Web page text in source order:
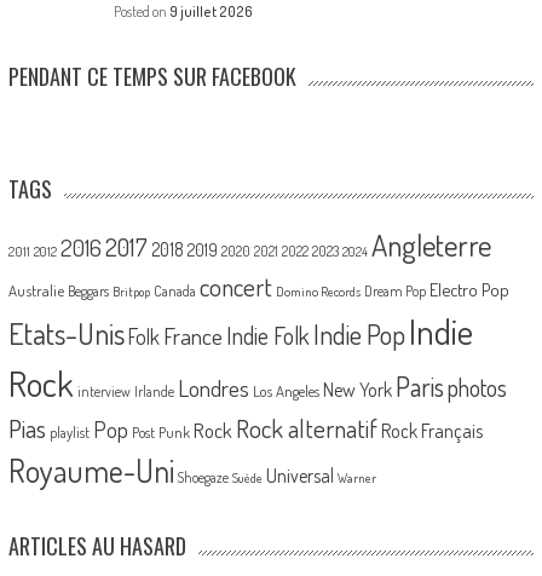
Posted on 9 juillet 2026
PENDANT CE TEMPS SUR FACEBOOK
TAGS
2011 2012 20162017 2018 2019 2020 2021 2022 2023 2024 Angleterre
Australie Beggars Britpop Canada concert Domino Records Dream Pop Electro Pop
Etats-UnisFolk France Indie Folk Indie PopIndie
Rock interview Irlande Londres Los Angeles New York Parisphotos
Pias playlist Pop Post Punk Rock Rock alternatif Rock Français
Royaume-Uni Shoegaze Suède Universal Warner
ARTICLES AU HASARD